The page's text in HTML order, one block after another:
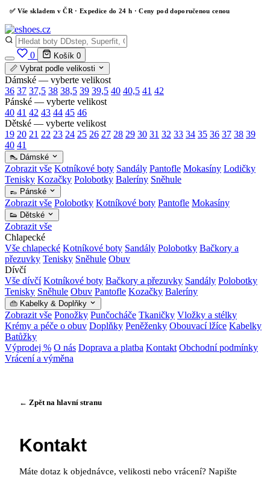
✅ Vše skladem v ČR · Expedice do 24 h · Ceny pod doporučenou cenou
0 Košík 0
📏 Vybrat podle velikosti
Dámské — vyberte velikost
36 37 37,5 38 38,5 39 39,5 40 40,5 41 42
Pánské — vyberte velikost
40 41 42 43 44 45 46
Dětské — vyberte velikost
19 20 21 22 23 24 25 26 27 28 29 30 31 32 33 34 35 36 37 38 39
40 41
👠 Dámské
Zobrazit vše Kotníkové boty Sandály Pantofle Mokasíny Lodičky
Tenisky Kozačky Polobotky Baleríny Sněhule
👞 Pánské
Zobrazit vše Polobotky Kotníkové boty Pantofle Mokasíny
👟 Dětské
Zobrazit vše
Chlapecké
Vše chlapecké Kotníkové boty Sandály Polobotky Bačkory a
přezuvky Tenisky Sněhule Obuv
Dívčí
Vše dívčí Kotníkové boty Bačkory a přezuvky Sandály Polobotky
Tenisky Sněhule Obuv Pantofle Kozačky Baleríny
👜 Kabelky & Doplňky
Zobrazit vše Ponožky Punčocháče Tkaničky Vložky a stélky
Krémy a péče o obuv Doplňky Peněženky Obouvací lžíce Kabelky
Batůžky
Výprodej % O nás Doprava a platba Kontakt Obchodní podmínky
Vrácení a výměna
← Zpět na hlavní stranu
Kontakt
Máte dotaz k objednávce, velikosti nebo vrácení? Napište